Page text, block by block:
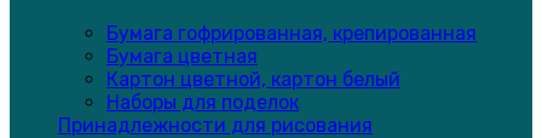
Бумага гофрированная, крепированная
Бумага цветная
Картон цветной, картон белый
Наборы для поделок
Принадлежности для рисования